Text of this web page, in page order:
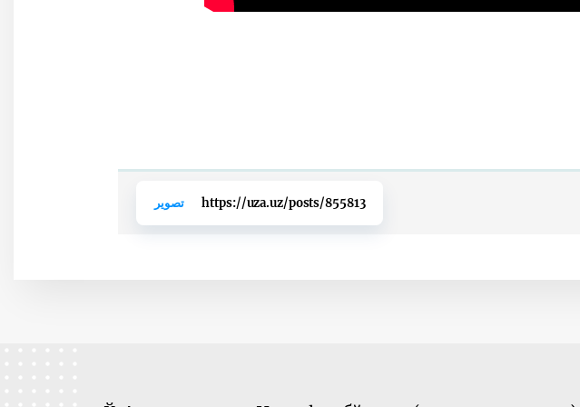
https://uza.uz/posts/855813 تصوير